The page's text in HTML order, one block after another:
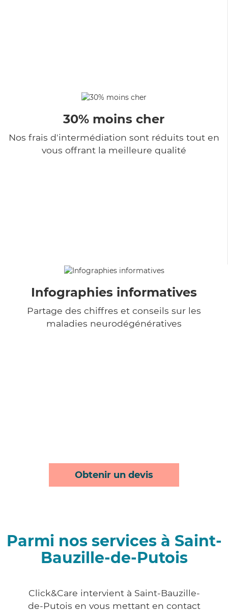
30% moins cher
Nos frais d'intermédiation sont réduits tout en
vous offrant la meilleure qualité
Infographies informatives
Partage des chiffres et conseils sur les
maladies neurodégénératives
Obtenir un devis
Parmi nos services à Saint-
Bauzille-de-Putois
Click&Care intervient à Saint-Bauzille-
de-Putois en vous mettant en contact